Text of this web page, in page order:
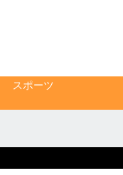
スポーツ